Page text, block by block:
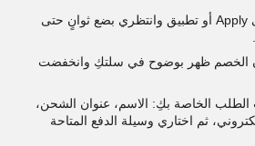
الخطوة 7: اضغطي على Apply أو تطبيق وانتظري بضع ثوانٍ حتى
من أن الخصم ظهر بوضوح في سلتكِ وانخفضت
بيانات الطلب الخاصة بكِ: الاسم، عنوان الشحن،
ثم اختاري وسيلة الدفع المتاحة